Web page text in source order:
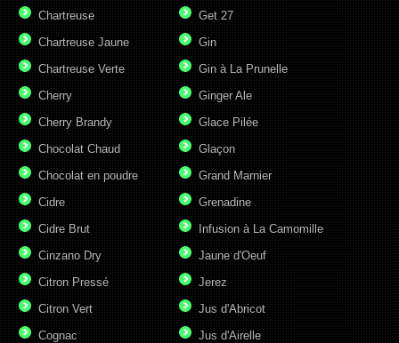
Chartreuse
Chartreuse Jaune
Chartreuse Verte
Cherry
Cherry Brandy
Chocolat Chaud
Chocolat en poudre
Cidre
Cidre Brut
Cinzano Dry
Citron Pressé
Citron Vert
Cognac
Get 27
Gin
Gin à La Prunelle
Ginger Ale
Glace Pilée
Glaçon
Grand Marnier
Grenadine
Infusion à La Camomille
Jaune d'Oeuf
Jerez
Jus d'Abricot
Jus d'Airelle